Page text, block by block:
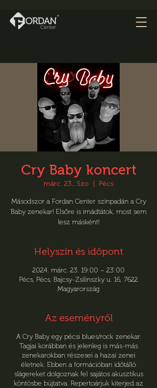
Cry Baby koncert
márc. 23., Szo Pécs
Másodszor a Fordan Center színpadán a Cry
Baby zenekar! Elsőre is imádtátok, most sem
lesz másként!
Helyszín és időpont
2024. márc. 23. 19:00 – 23:00
Pécs, Pécs, Bajcsy-Zsilinszky u. 16, 7622
Magyarország
Az eseményről
A Cry Baby egy pécsi blues/rock zenekar.
Tagjai korábban és jelenleg is más-más
zenekarokban részesei a hazai zenei
életnek. Ebben a formációban időtálló
slágereket dolgoznak fel sajátos akusztikus
köntösbe bújtatva. Repertoárjuk kiterjed az